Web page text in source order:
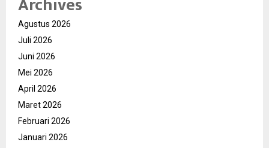
Agustus 2026
Juli 2026
Juni 2026
Mei 2026
April 2026
Maret 2026
Februari 2026
Januari 2026